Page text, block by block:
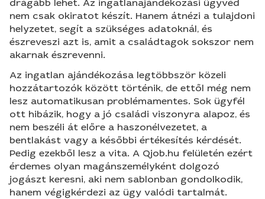
drágább lehet. Az ingatlanajándékozási ügyvéd
nem csak okiratot készít. Hanem átnézi a tulajdoni
helyzetet, segít a szükséges adatoknál, és
észreveszi azt is, amit a családtagok sokszor nem
akarnak észrevenni.
Az ingatlan ajándékozása legtöbbször közeli
hozzátartozók között történik, de ettől még nem
lesz automatikusan problémamentes. Sok ügyfél
ott hibázik, hogy a jó családi viszonyra alapoz, és
nem beszéli át előre a haszonélvezetet, a
bentlakást vagy a későbbi értékesítés kérdését.
Pedig ezekből lesz a vita. A Qjob.hu felületén ezért
érdemes olyan magánszemélyként dolgozó
jogászt keresni, aki nem sablonban gondolkodik,
hanem végigkérdezi az ügy valódi tartalmát.